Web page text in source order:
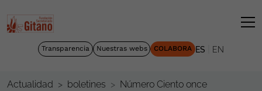
Transparencia Nuestras webs COLABORA ES EN
Actualidad boletines Número Ciento once